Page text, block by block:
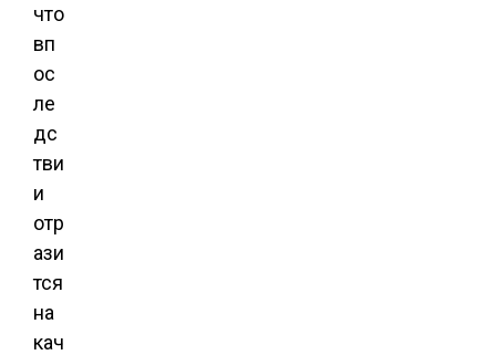
что
вп
ос
ле
дс
тви
и
отр
ази
тся
на
кач